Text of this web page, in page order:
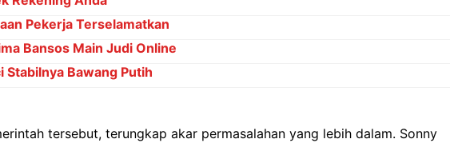
Pekerja Terselamatkan
Bansos Main Judi Online
Stabilnya Bawang Putih
tersebut, terungkap akar permasalahan yang lebih dalam. Sonny